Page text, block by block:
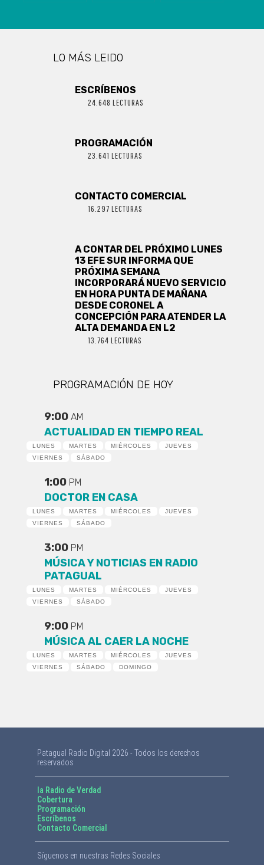
LO MÁS LEIDO
ESCRÍBENOS
24.648 LECTURAS
PROGRAMACIÓN
23.641 LECTURAS
CONTACTO COMERCIAL
16.297 LECTURAS
A CONTAR DEL PRÓXIMO LUNES
13 EFE SUR INFORMA QUE
PRÓXIMA SEMANA
INCORPORARÁ NUEVO SERVICIO
EN HORA PUNTA DE MAÑANA
DESDE CORONEL A
CONCEPCIÓN PARA ATENDER LA
ALTA DEMANDA EN L2
13.764 LECTURAS
PROGRAMACIÓN DE HOY
9:00 AM
ACTUALIDAD EN TIEMPO REAL
LUNES MARTES MIÉRCOLES
JUEVES
VIERNES
SÁBADO
1:00 PM
DOCTOR EN CASA
LUNES MARTES MIÉRCOLES
JUEVES
VIERNES
SÁBADO
3:00 PM
MÚSICA Y NOTICIAS EN RADIO
PATAGUAL
LUNES MARTES MIÉRCOLES
JUEVES
VIERNES
SÁBADO
9:00 PM
MÚSICA AL CAER LA NOCHE
LUNES MARTES MIÉRCOLES
JUEVES
VIERNES
SÁBADO DOMINGO
Patagual Radio Digital 2026 - Todos los derechos
reservados
la Radio de Verdad
Cobertura
Programación
Escríbenos
Contacto Comercial
Síguenos en nuestras Redes Sociales